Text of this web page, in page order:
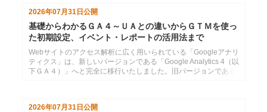
2026年07月31日 公開
基礎からわかるＧＡ４～ＵＡとの違いからＧＴＭを使っ
た初期設定、イベント・レポートの活用法まで
Webサイトのアクセス解析に広く用いられている「Googleアナリ
ティクス」は、新しいバージョンである「Google Analytics 4（以
下ＧＡ４）」へと完全に移行いたしました。旧バージョンである
2026年07月31日 公開